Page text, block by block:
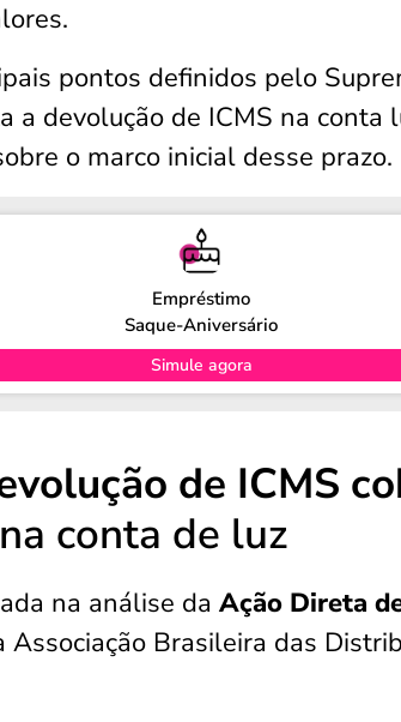
pontos definidos pelo
a devolução de ICMS na conta
o marco inicial desse prazo.
Empréstimo
Saque-Aniversário
Simule agora
de ICMS
conta de luz
na análise da Ação Direta
Associação Brasileira das